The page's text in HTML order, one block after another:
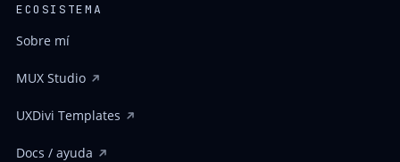
ECOSISTEMA
Sobre mí
MUX Studio
UXDivi Templates
Docs / ayuda